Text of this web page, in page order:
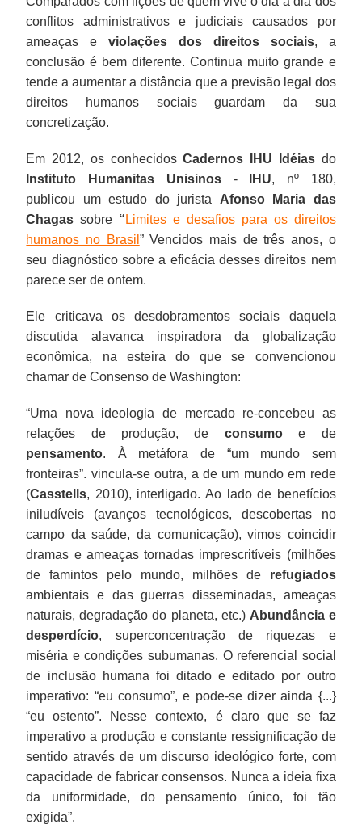
conflitos administrativos e judiciais causados por
ameaças eviolações dos direitos sociais, a
conclusão é bem diferente. Continua muito grande e
tende a aumentar a distância que a previsão legal dos
direitos humanos sociais guardam da sua
concretização.
Em 2012, os conhecidosCadernos IHU Idéiasdo
Instituto Humanitas Unisinos- IHU, nº 180,
publicou um estudo do jurista Afonso Maria das
Chagas sobre “ Limites e desafios para os direitos
humanos no Brasil ” Vencidos mais de três anos, o
seu diagnóstico sobre a eficácia desses direitos nem
parece ser de ontem.
Ele criticava os desdobramentos sociais daquela
discutida alavanca inspiradora da globalização
econômica, na esteira do que se convencionou
chamar de Consenso de Washington:
“Uma nova ideologia de mercado re-concebeu as
relações de produção, de consumoe de
pensamento. À metáfora de “um mundo sem
fronteiras”. vincula-se outra, a de um mundo em rede
(Casstells, 2010), interligado. Ao lado de benefícios
iniludíveis (avanços tecnológicos, descobertas no
campo da saúde, da comunicação), vimos coincidir
dramas e ameaças tornadas imprescritíveis (milhões
de famintos pelo mundo, milhões de refugiados
ambientais e das guerras disseminadas, ameaças
naturais, degradação do planeta, etc.) Abundância e
desperdício, superconcentração de riquezas e
miséria e condições subumanas. O referencial social
de inclusão humana foi ditado e editado por outro
imperativo: “eu consumo”, e pode-se dizer ainda {...}
“eu ostento”. Nesse contexto, é claro que se faz
imperativo a produção e constante ressignificação de
sentido através de um discurso ideológico forte, com
capacidade de fabricar consensos. Nunca a ideia fixa
da uniformidade, do pensamento único, foi tão
exigida”.